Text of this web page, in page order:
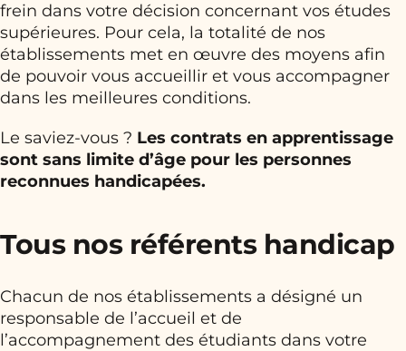
frein dans votre décision concernant vos études
supérieures. Pour cela, la totalité de nos
établissements met en œuvre des moyens afin
de pouvoir vous accueillir et vous accompagner
dans les meilleures conditions.
Le saviez-vous ? Les contrats en apprentissage
sont sans limite d’âge pour les personnes
reconnues handicapées.
Tous nos référents handicap
Chacun de nos établissements a désigné un
responsable de l’accueil et de
l’accompagnement des étudiants dans votre